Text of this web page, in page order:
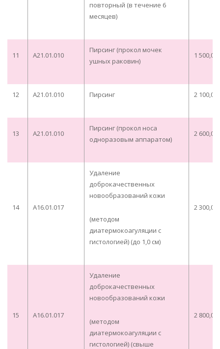
повторный (в течение 6
месяцев)
11 A21.01.010
Пирсинг (прокол мочек
ушных раковин)
1 500,00
12 A21.01.010 Пирсинг 2 100,00
13 A21.01.010
Пирсинг (прокол носа
одноразовым аппаратом)
2 600,00
14 A16.01.017
Удаление
доброкачественных
новообразований кожи
(методом
диатермокоагуляции с
гистологией) (до 1,0 см)
2 300,00
15 A16.01.017
Удаление
доброкачественных
новообразований кожи
(методом
диатермокоагуляции с
гистологией) (свыше
2 800,00